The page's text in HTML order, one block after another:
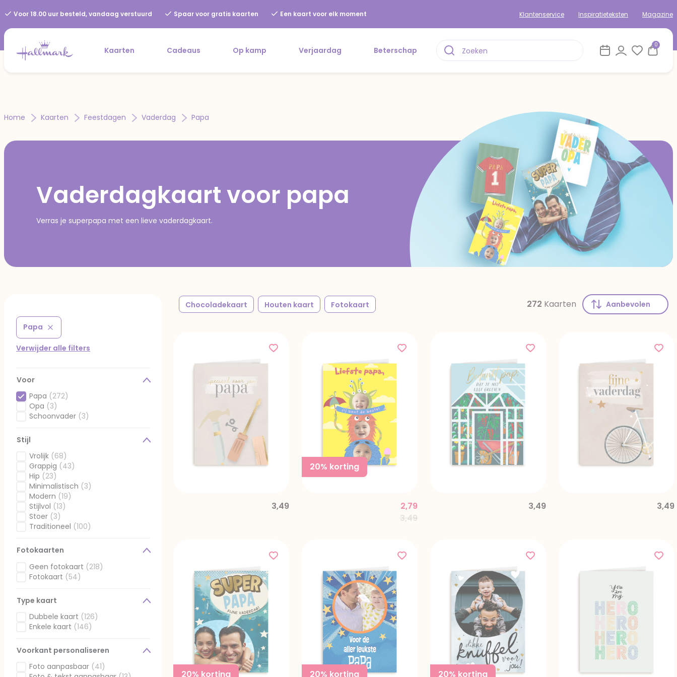
Voor 18.00 uur besteld, vandaag verstuurd Spaar voor gratis kaarten Een kaart voor elk moment Klantenservice Inspiratieteksten Magazine
Kaarten Cadeaus Op kamp Verjaardag Beterschap
0
Home Kaarten Feestdagen Vaderdag Papa
Vaderdagkaart voor papa
Verras je superpapa met een lieve vaderdagkaart.
Papa
Verwijder filter Gefilterd op Voor: Papa
Verwijder alle filters
Voor
Papa (272)
Opa (3)
Gefilterd op Voor: Opa
Schoonvader (3)
Stijl
Vrolijk (68)
Gefilterd op Stijl: Vrolijk
Grappig (43)
Gefilterd op Stijl: Grappig
Hip (23)
Gefilterd op Stijl: Hip
Minimalistisch (3)
Gefilterd op Stijl: Minimalistisch
Modern (19)
Gefilterd op Stijl: Modern
Stijlvol (13)
Gefilterd op Stijl: Stijlvol
Stoer (3)
Gefilterd op Stijl: Stoer
Traditioneel (100)
Fotokaarten
Geen fotokaart (218)
Gefilterd op Fotokaarten: Geen fotokaart
Fotokaart (54)
Type kaart
Dubbele kaart (126)
Gefilterd op Type kaart: Dubbele kaart
Enkele kaart (146)
Voorkant personaliseren
Foto aanpasbaar (41)
Gefilterd op Voorkant personaliseren: Foto aanpasbaar
Chocoladekaart Houten kaart Fotokaart 272 Kaarten
3,49
20% korting
Price reduced from
3,49to
2,79 3,49 3,49
20% korting 20% korting 20% korting